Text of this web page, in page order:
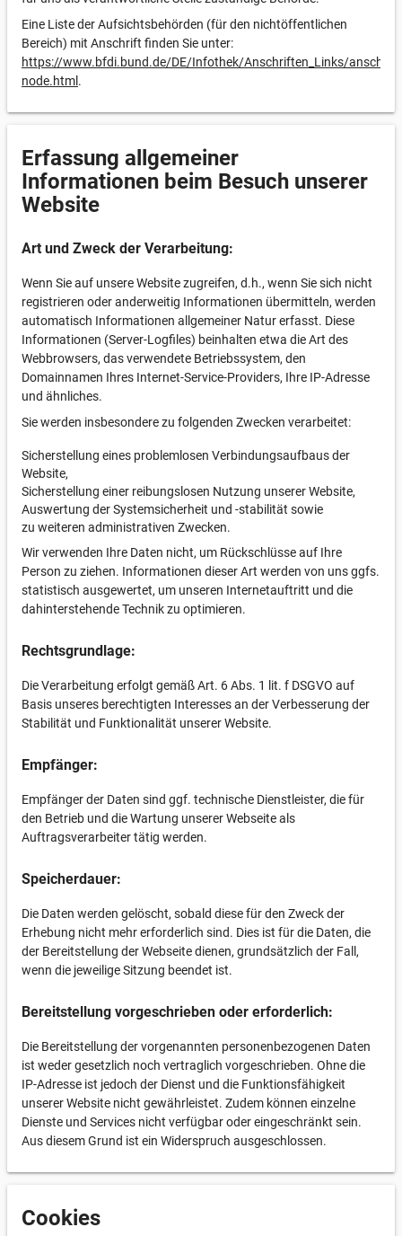
Eine Liste der Aufsichtsbehörden (für den nichtöffentlichen
Bereich) mit Anschrift finden Sie unter:
https://www.bfdi.bund.de/DE/Infothek/Anschriften_Links/
node.html .
Erfassung allgemeiner
Informationen beim Besuch unserer
Website
Art und Zweck der Verarbeitung:
Wenn Sie auf unsere Website zugreifen, d.h., wenn Sie sich nicht
registrieren oder anderweitig Informationen übermitteln, werden
automatisch Informationen allgemeiner Natur erfasst. Diese
Informationen (Server-Logfiles) beinhalten etwa die Art des
Webbrowsers, das verwendete Betriebssystem, den
Domainnamen Ihres Internet-Service-Providers, Ihre IP-Adresse
und ähnliches.
Sie werden insbesondere zu folgenden Zwecken verarbeitet:
Sicherstellung eines problemlosen Verbindungsaufbaus der
Website,
Sicherstellung einer reibungslosen Nutzung unserer Website,
Auswertung der Systemsicherheit und -stabilität sowie
zu weiteren administrativen Zwecken.
Wir verwenden Ihre Daten nicht, um Rückschlüsse auf Ihre
Person zu ziehen. Informationen dieser Art werden von uns ggfs.
statistisch ausgewertet, um unseren Internetauftritt und die
dahinterstehende Technik zu optimieren.
Rechtsgrundlage:
Die Verarbeitung erfolgt gemäß Art. 6 Abs. 1 lit. f DSGVO auf
Basis unseres berechtigten Interesses an der Verbesserung der
Stabilität und Funktionalität unserer Website.
Empfänger:
Empfänger der Daten sind ggf. technische Dienstleister, die für
den Betrieb und die Wartung unserer Webseite als
Auftragsverarbeiter tätig werden.
Speicherdauer:
Die Daten werden gelöscht, sobald diese für den Zweck der
Erhebung nicht mehr erforderlich sind. Dies ist für die Daten, die
der Bereitstellung der Webseite dienen, grundsätzlich der Fall,
wenn die jeweilige Sitzung beendet ist.
Bereitstellung vorgeschrieben oder erforderlich:
Die Bereitstellung der vorgenannten personenbezogenen Daten
ist weder gesetzlich noch vertraglich vorgeschrieben. Ohne die
IP-Adresse ist jedoch der Dienst und die Funktionsfähigkeit
unserer Website nicht gewährleistet. Zudem können einzelne
Dienste und Services nicht verfügbar oder eingeschränkt sein.
Aus diesem Grund ist ein Widerspruch ausgeschlossen.
Cookies